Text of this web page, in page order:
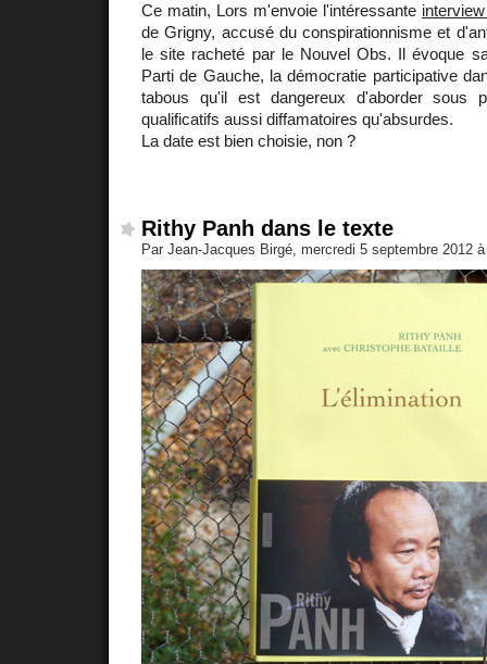
Ce matin, Lors m'envoie l'intéressante
de Grigny, accusé du conspirationnisme et
le site racheté par le Nouvel Obs. Il évoque
Parti de Gauche, la démocratie participative
tabous qu'il est dangereux d'aborder sous
qualificatifs aussi diffamatoires qu'absurdes.
La date est bien choisie, non ?
Rithy Panh dans le texte
Par Jean-Jacques Birgé, mercredi 5 septembre 2012